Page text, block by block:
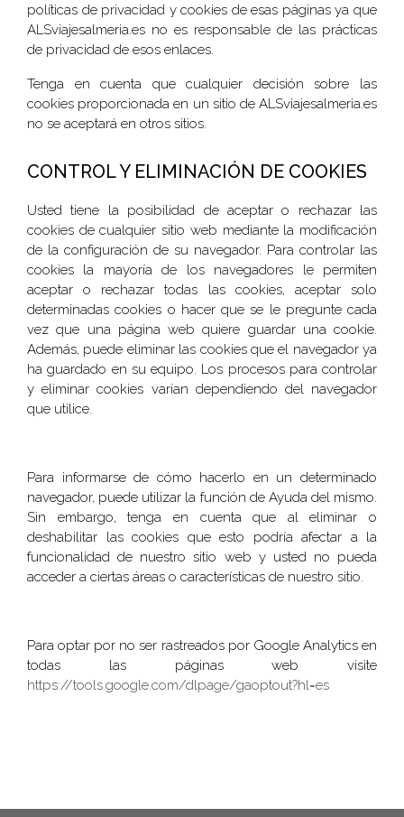
políticas de privacidad y cookies de esas páginas ya que
ALSviajesalmeria.es no es responsable de las prácticas
de privacidad de esos enlaces.
Tenga en cuenta que cualquier decisión sobre las
cookies proporcionada en un sitio de ALSviajesalmeria.es
no se aceptará en otros sitios.
CONTROL Y ELIMINACIÓN DE COOKIES
Usted tiene la posibilidad de aceptar o rechazar las
cookies de cualquier sitio web mediante la modificación
de la configuración de su navegador. Para controlar las
cookies la mayoría de los navegadores le permiten
aceptar o rechazar todas las cookies, aceptar solo
determinadas cookies o hacer que se le pregunte cada
vez que una página web quiere guardar una cookie.
Además, puede eliminar las cookies que el navegador ya
ha guardado en su equipo. Los procesos para controlar
y eliminar cookies varían dependiendo del navegador
que utilice.
Para informarse de cómo hacerlo en un determinado
navegador, puede utilizar la función de Ayuda del mismo.
Sin embargo, tenga en cuenta que al eliminar o
deshabilitar las cookies que esto podría afectar a la
funcionalidad de nuestro sitio web y usted no pueda
acceder a ciertas áreas o características de nuestro sitio.
Para optar por no ser rastreados por Google Analytics en
todas las páginas web visite
https://tools.google.com/dlpage/gaoptout?hl=es